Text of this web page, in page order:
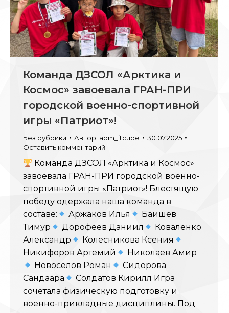
Команда ДЗСОЛ «Арктика и
Космос» завоевала ГРАН-ПРИ
городской военно-спортивной
игры «Патриот»!
Без рубрики Автор: adm_itcube
30.07.2025
Оставить комментарий
Команда ДЗСОЛ «Арктика и Космос»
завоевала ГРАН-ПРИ городской военно-
спортивной игры «Патриот»! Блестящую
победу одержала наша команда в
составе:
Аржаков Илья
Баишев
Тимур
Дорофеев Даниил
Коваленко
Александр
Колесникова Ксения
Никифоров Артемий
Николаев Амир
Новоселов Роман
Сидорова
Сандаара
Солдатов Кирилл Игра
сочетала физическую подготовку и
военно-прикладные дисциплины. Под